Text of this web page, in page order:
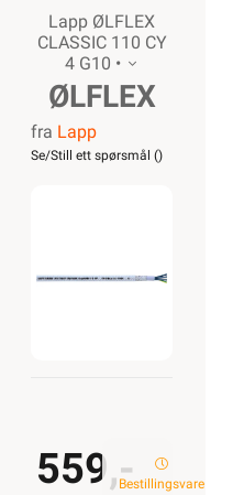
Lapp ØLFLEX
CLASSIC 110 CY
4 G10 •
ØLFLEX
CLASSIC
fra Lapp
Se/Still ett spørsmål ()
559,-Bestillingsvare